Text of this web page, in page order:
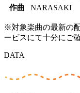
作曲
NARASAKI
※対象楽曲の最新の
ービスにて十分にご
DATA